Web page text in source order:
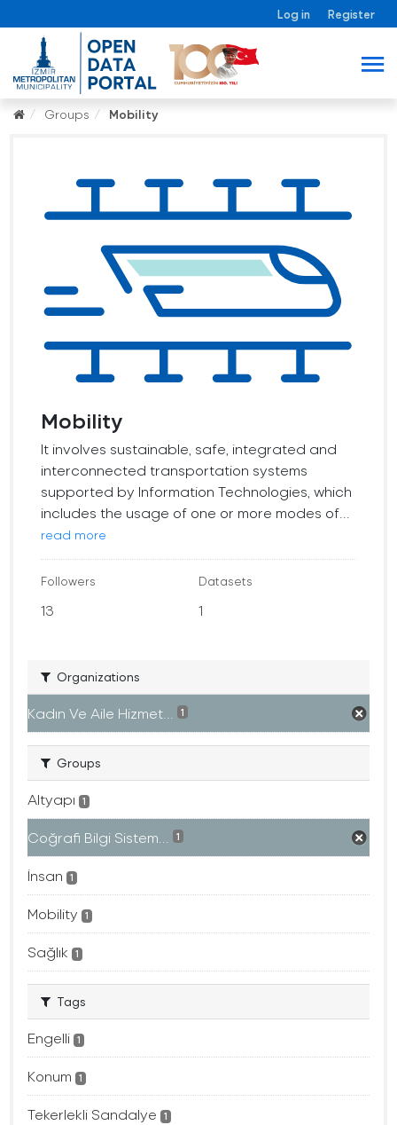
Log in Register
Groups Mobility
Mobility
It involves sustainable, safe, integrated and
interconnected transportation systems
supported by Information Technologies, which
includes the usage of one or more modes of...
read more
Followers
13
Datasets
1
Organizations
Kadın Ve Aile Hizmet... 1
Groups
Altyapı 1
Coğrafi Bilgi Sistem... 1
İnsan 1
Mobility 1
Sağlık 1
Tags
Engelli 1
Konum 1
Tekerlekli Sandalye 1